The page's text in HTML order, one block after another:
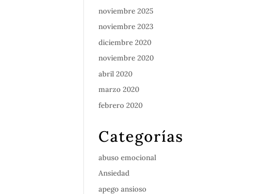
noviembre 2025
noviembre 2023
diciembre 2020
noviembre 2020
abril 2020
marzo 2020
febrero 2020
Categorías
abuso emocional
Ansiedad
apego ansioso